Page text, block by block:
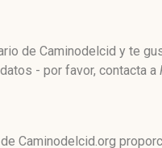
de Caminodelcid y te
- por favor, contacta a
Caminodelcid.org